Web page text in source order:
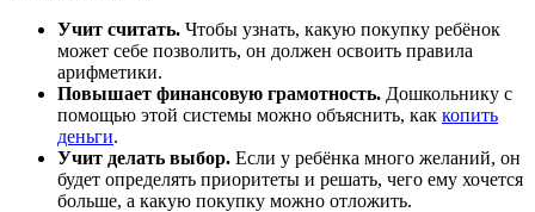
Учит считать. Чтобы узнать, какую покупку ребёнок
может себе позволить, он должен освоить правила
арифметики.
Повышает финансовую грамотность. Дошкольнику с
помощью этой системы можно объяснить, как копить
деньги.
Учит делать выбор. Если у ребёнка много желаний, он
будет определять приоритеты и решать, чего ему хочется
больше, а какую покупку можно отложить.